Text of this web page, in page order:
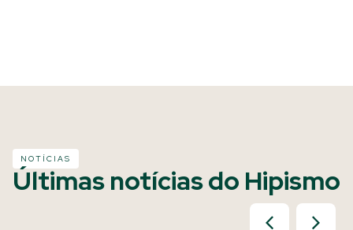
NOTÍCIAS
Últimas notícias do Hipismo